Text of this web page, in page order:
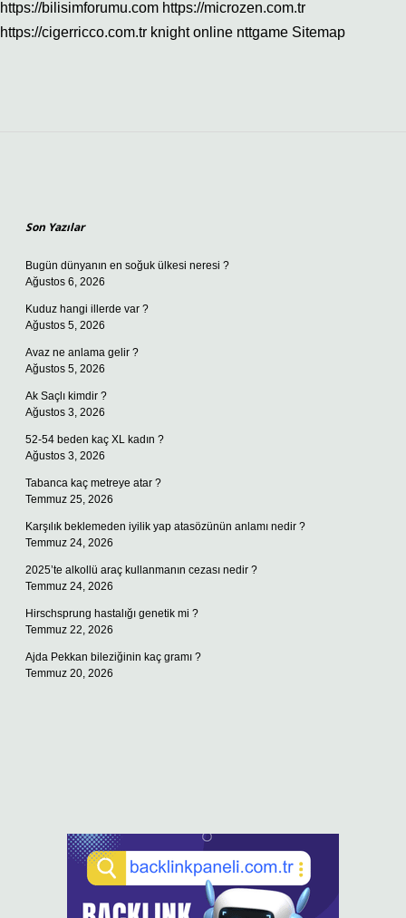
https://bilisimforumu.com https://microzen.com.tr
https://cigerricco.com.tr knight online nttgame Sitemap
Son Yazılar
Bugün dünyanın en soğuk ülkesi neresi ?
Ağustos 6, 2026
Kuduz hangi illerde var ?
Ağustos 5, 2026
Avaz ne anlama gelir ?
Ağustos 5, 2026
Ak Saçlı kimdir ?
Ağustos 3, 2026
52-54 beden kaç XL kadın ?
Ağustos 3, 2026
Tabanca kaç metreye atar ?
Temmuz 25, 2026
Karşılık beklemeden iyilik yap atasözünün anlamı nedir ?
Temmuz 24, 2026
2025’te alkollü araç kullanmanın cezası nedir ?
Temmuz 24, 2026
Hirschsprung hastalığı genetik mi ?
Temmuz 22, 2026
Ajda Pekkan bileziğinin kaç gramı ?
Temmuz 20, 2026